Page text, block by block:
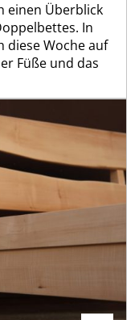
einen Überblick
In
diese Woche auf
Füße und das